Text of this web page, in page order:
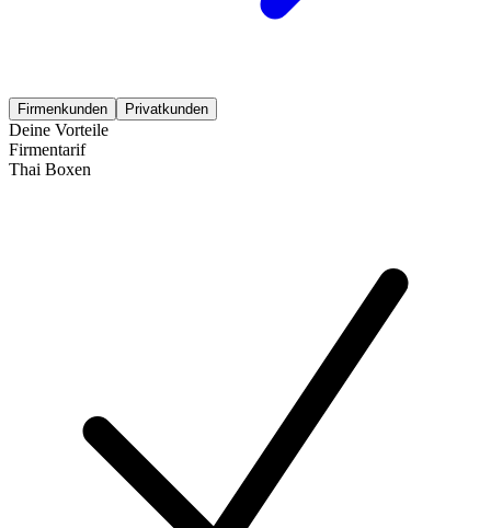
Firmenkunden Privatkunden
Deine Vorteile
Firmentarif
Thai Boxen